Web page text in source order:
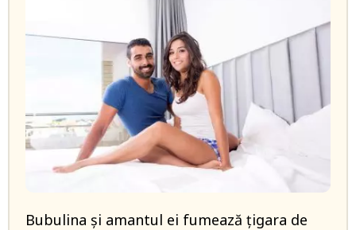
Bubulina și amantul ei fumează țigara de